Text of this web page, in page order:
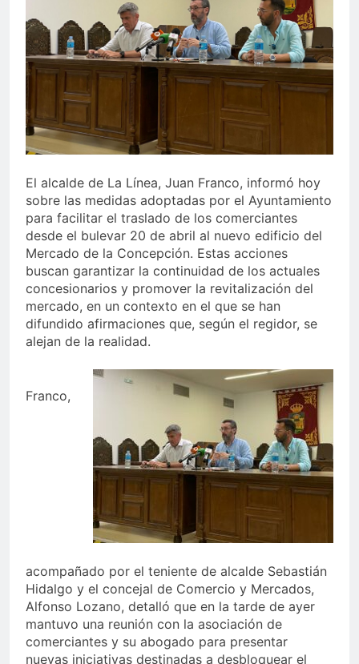
echa el cierre con éxito
rotundo
2 Semanas Atrás
La Mancomunidad y el
Banco de Alimentos del
Campo de Gibraltar renuevan
su convenio de colaboración
2 Semanas Atrás
despedir la feria. Ojo si vas
a Santa Bárbara
2 Semanas Atrás
La feria se despide por todo
fuegos artificiales y música
hasta el amanecer
2 Semanas Atrás
El alcalde de La Línea, Juan Franco, informó hoy
sobre las medidas adoptadas por el Ayuntamiento
para facilitar el traslado de los comerciantes
desde el bulevar 20 de abril al nuevo edificio del
Mercado de la Concepción. Estas acciones
buscan garantizar la continuidad de los actuales
concesionarios y promover la revitalización del
mercado, en un contexto en el que se han
difundido afirmaciones que, según el regidor, se
alejan de la realidad.
Franco,
acompañado por el teniente de alcalde Sebastián
Hidalgo y el concejal de Comercio y Mercados,
Alfonso Lozano, detalló que en la tarde de ayer
mantuvo una reunión con la asociación de
comerciantes y su abogado para presentar
nuevas iniciativas destinadas a desbloquear el